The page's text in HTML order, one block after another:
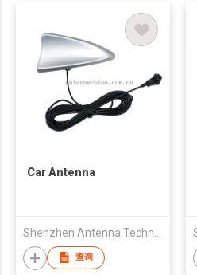
Car Antenna
查询